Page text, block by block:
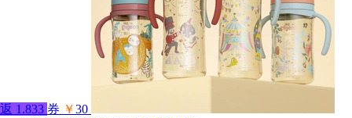
返 1.833 券 ￥30